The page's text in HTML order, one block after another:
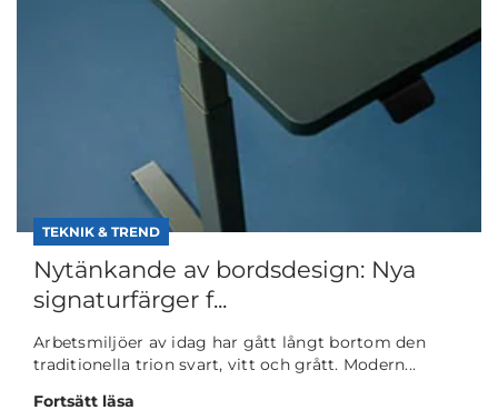
TEKNIK & TREND
Nytänkande av bordsdesign: Nya
signaturfärger f...
Arbetsmiljöer av idag har gått långt bortom den
traditionella trion svart, vitt och grått. Modern...
Fortsätt läsa